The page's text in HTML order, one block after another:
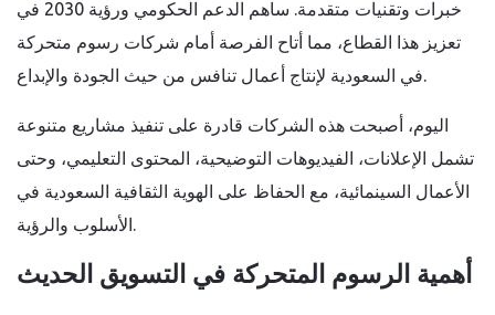
خبرات وتقنيات متقدمة. ساهم الدعم الحكومي ورؤية 2030 في
تعزيز هذا القطاع، مما أتاح الفرصة أمام شركات رسوم متحركة
في السعودية لإنتاج أعمال تنافس من حيث الجودة والإبداع.
اليوم، أصبحت هذه الشركات قادرة على تنفيذ مشاريع متنوعة
تشمل الإعلانات، الفيديوهات التوضيحية، المحتوى التعليمي، وحتى
الأعمال السينمائية، مع الحفاظ على الهوية الثقافية السعودية في
الأسلوب والرؤية.
أهمية الرسوم المتحركة في التسويق الحديث